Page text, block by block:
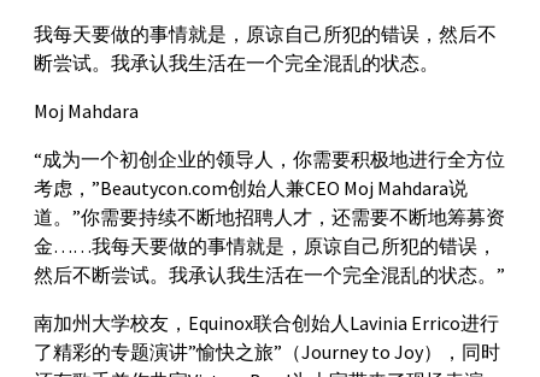
我每天要做的事情就是，原谅自己所犯的错误，然后不
断尝试。我承认我生活在一个完全混乱的状态。
Moj Mahdara
“成为一个初创企业的领导人，你需要积极地进行全方位
考虑，”Beautycon.com创始人兼CEO Moj Mahdara说
道。”你需要持续不断地招聘人才，还需要不断地筹募资
金……我每天要做的事情就是，原谅自己所犯的错误，
然后不断尝试。我承认我生活在一个完全混乱的状态。”
南加州大学校友，Equinox联合创始人Lavinia Errico进行
了精彩的专题演讲”愉快之旅”（Journey to Joy），同时